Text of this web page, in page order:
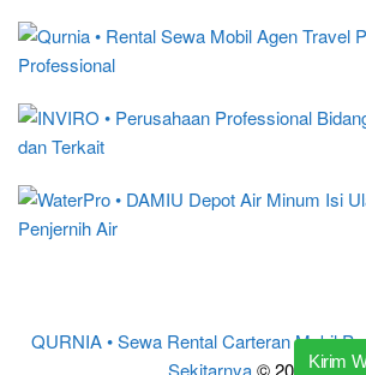
QURNIA • Sewa Rental Carteran Mobil
Sekitarnya © 2017 –Kirim